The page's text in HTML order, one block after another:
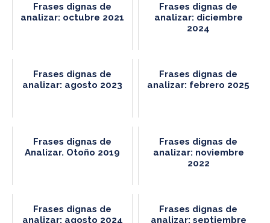
Frases dignas de
analizar: octubre 2021
Frases dignas de
analizar: diciembre
2024
Frases dignas de
analizar: agosto 2023
Frases dignas de
analizar: febrero 2025
Frases dignas de
Analizar. Otoño 2019
Frases dignas de
analizar: noviembre
2022
Frases dignas de
analizar: agosto 2024
Frases dignas de
analizar: septiembre